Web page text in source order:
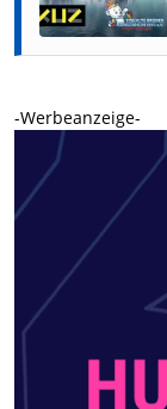
-Werbeanzeige-